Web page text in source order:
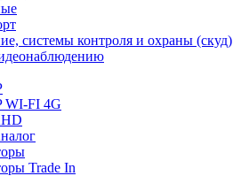
системы контроля и охраны (скуд)
WI-FI 4G
Trade In